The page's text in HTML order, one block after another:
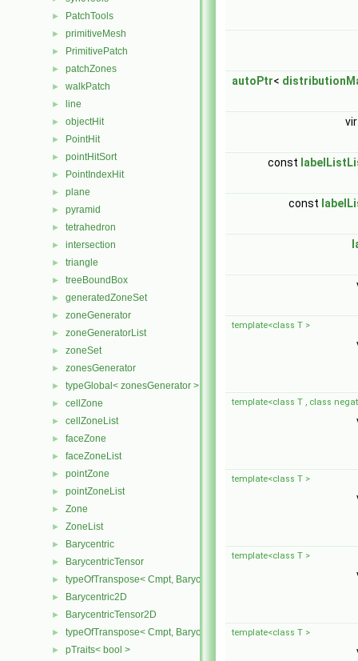
► PatchTools
► primitiveMesh
► PrimitivePatch
► patchZones
► walkPatch
► line
► objectHit
► PointHit
► pointHitSort
► PointIndexHit
► plane
► pyramid
► tetrahedron
► intersection
► triangle
► treeBoundBox
► generatedZoneSet
► zoneGenerator
► zoneGeneratorList
► zoneSet
► zonesGenerator
► typeGlobal< zonesGenerator >
► cellZone
► cellZoneList
► faceZone
► faceZoneList
► pointZone
► pointZoneList
► Zone
► ZoneList
► Barycentric
► BarycentricTensor
► typeOfTranspose< Cmpt, BarycentricTensor< Cmpt > >
► Barycentric2D
► BarycentricTensor2D
► typeOfTranspose< Cmpt, BarycentricTensor2D< Cmpt > >
► pTraits< bool >
autoPtr<
const
const
template<class T >
template<class T , class
template<class T >
template<class T >
template<class T >